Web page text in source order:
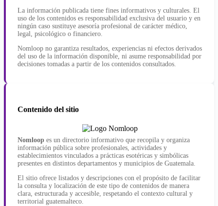
La información publicada tiene fines informativos y culturales. El
uso de los contenidos es responsabilidad exclusiva del usuario y en
ningún caso sustituye asesoría profesional de carácter médico,
legal, psicológico o financiero.
Nomloop no garantiza resultados, experiencias ni efectos derivados
del uso de la información disponible, ni asume responsabilidad por
decisiones tomadas a partir de los contenidos consultados.
Contenido del sitio
Nomloop es un directorio informativo que recopila y organiza
información pública sobre profesionales, actividades y
establecimientos vinculados a prácticas esotéricas y simbólicas
presentes en distintos departamentos y municipios de Guatemala.
El sitio ofrece listados y descripciones con el propósito de facilitar
la consulta y localización de este tipo de contenidos de manera
clara, estructurada y accesible, respetando el contexto cultural y
territorial guatemalteco.